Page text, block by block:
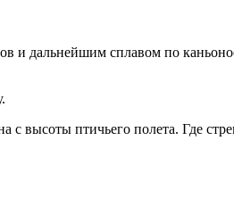
дальнейшим сплавом по
с высоты птичьего полета. Где